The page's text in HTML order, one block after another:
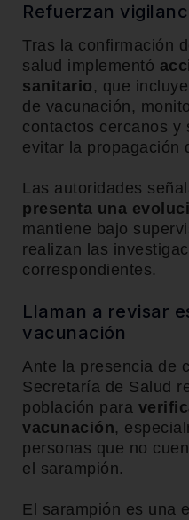
Refuerzan
Tras la confirmación
salud implementó
sanitario , que
de vacunación,
contactos cercanos y
evitar la propagación
Las autoridades
presenta una
mantiene bajo
realizan las
correspondientes.
Llaman a revisar
vacunación
Ante la presencia de
Secretaría de Salud
población para
vacunación,
personas que no
el sarampión.
El sarampión es una